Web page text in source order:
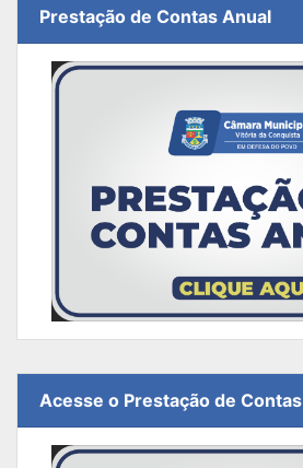
Prestação de Contas Anual
Acesse o Prestação de Contas